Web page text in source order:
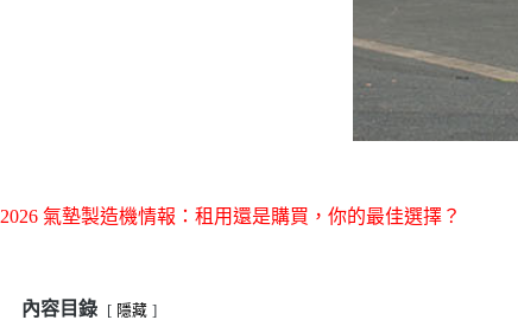
2026 氣墊製造機情報：租用還是購買，你的最佳選擇？
內容目錄 隱藏